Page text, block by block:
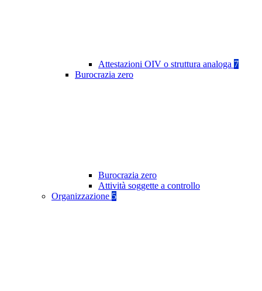
Attestazioni OIV o struttura analoga 7
Burocrazia zero
Burocrazia zero
Attività soggette a controllo
Organizzazione 5